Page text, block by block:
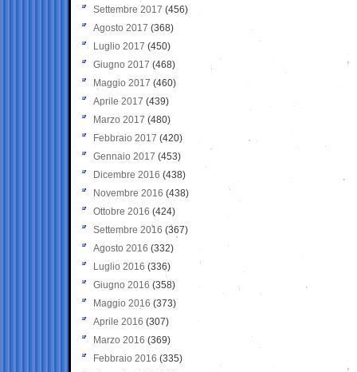
Settembre 2017 (456)
Agosto 2017 (368)
Luglio 2017 (450)
Giugno 2017 (468)
Maggio 2017 (460)
Aprile 2017 (439)
Marzo 2017 (480)
Febbraio 2017 (420)
Gennaio 2017 (453)
Dicembre 2016 (438)
Novembre 2016 (438)
Ottobre 2016 (424)
Settembre 2016 (367)
Agosto 2016 (332)
Luglio 2016 (336)
Giugno 2016 (358)
Maggio 2016 (373)
Aprile 2016 (307)
Marzo 2016 (369)
Febbraio 2016 (335)